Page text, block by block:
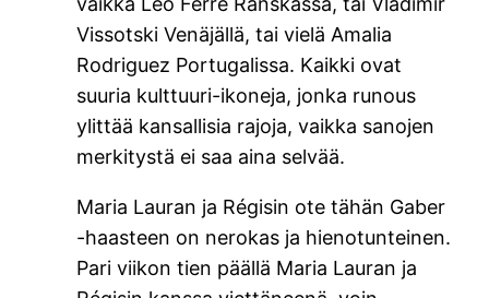
Vissotski Venäjällä, tai vielä Amalia
Rodriguez Portugalissa. Kaikki ovat
suuria kulttuuri-ikoneja, jonka runous
ylittää kansallisia rajoja, vaikka sanojen
merkitystä ei saa aina selvää.
Maria Lauran ja Régisin ote tähän Gaber
-haasteen on nerokas ja hienotunteinen.
Pari viikon tien päällä Maria Lauran ja